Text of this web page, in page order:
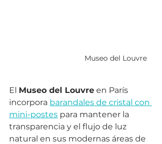
Museo del Louvre
El Museo del Louvre en París
incorpora barandales de cristal con
mini-postes para mantener la
transparencia y el flujo de luz
natural en sus modernas áreas de